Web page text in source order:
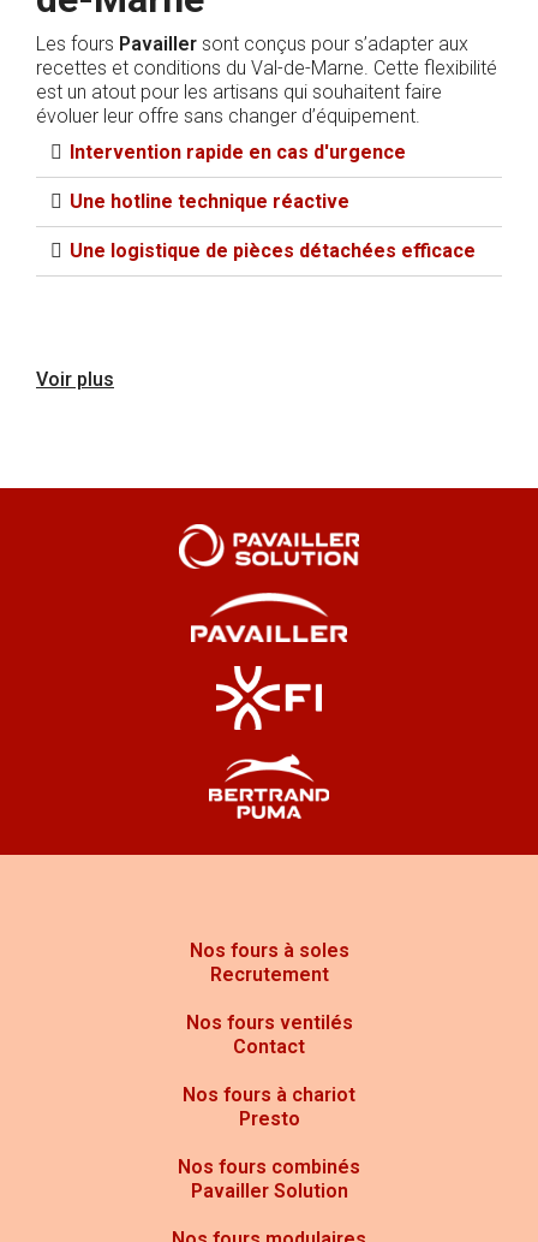
Les fours Pavailler sont conçus pour s’adapter aux
recettes et conditions du Val-de-Marne. Cette flexibilité
est un atout pour les artisans qui souhaitent faire
évoluer leur offre sans changer d’équipement.
Intervention rapide en cas d'urgence​
Une hotline technique réactive
Une logistique de pièces détachées efficace​
Pourquoi Pavailler est le
Une marque pionnière depuis 1946
Pavaillerest depuis près de 80
ans un acteur majeur de la boulangerie française.
Elle a accompagné toutes les évolutions du métier,
industrielle, en passant par la modernisation des
Des innovations constantes au service
Systèmes d'économie d’énergie intégrés
Cuisson assistée par régulation intelligente
Voir plus
Nos fours à soles
Recrutement
Nos fours ventilés
Contact
Nos fours à chariot
Presto
Nos fours combinés
Pavailler Solution